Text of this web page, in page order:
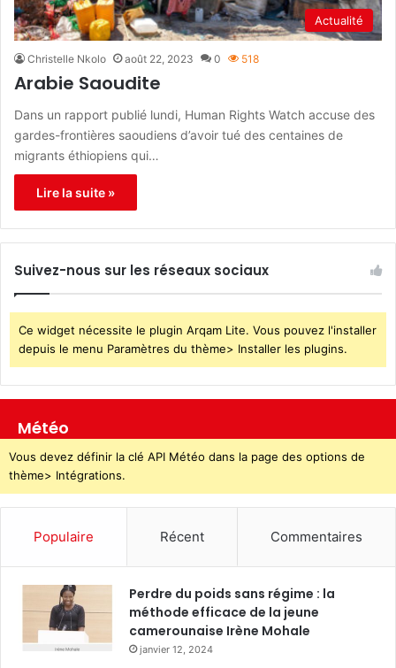
Actualité
Christelle Nkolo août 22, 2023 0 518
Arabie Saoudite
Dans un rapport publié lundi, Human Rights Watch accuse des
gardes-frontières saoudiens d’avoir tué des centaines de
migrants éthiopiens qui…
Lire la suite »
Suivez-nous sur les réseaux sociaux
Ce widget nécessite le plugin Arqam Lite. Vous pouvez l'installer
depuis le menu Paramètres du thème> Installer les plugins.
Météo
Vous devez définir la clé API Météo dans la page des options de
thème> Intégrations.
Populaire Récent Commentaires
Perdre du poids sans régime : la
méthode efficace de la jeune
camerounaise Irène Mohale
janvier 12, 2024